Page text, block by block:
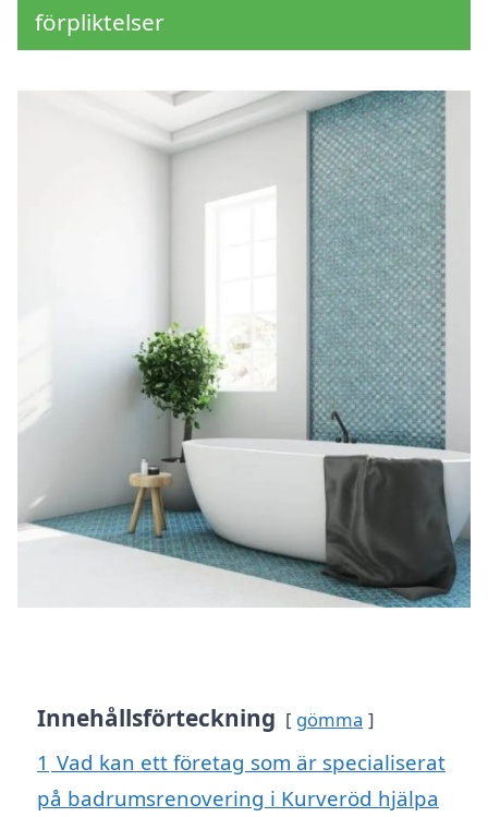
förpliktelser
Innehållsförteckning gömma
1 Vad kan ett företag som är specialiserat
på badrumsrenovering i Kurveröd hjälpa